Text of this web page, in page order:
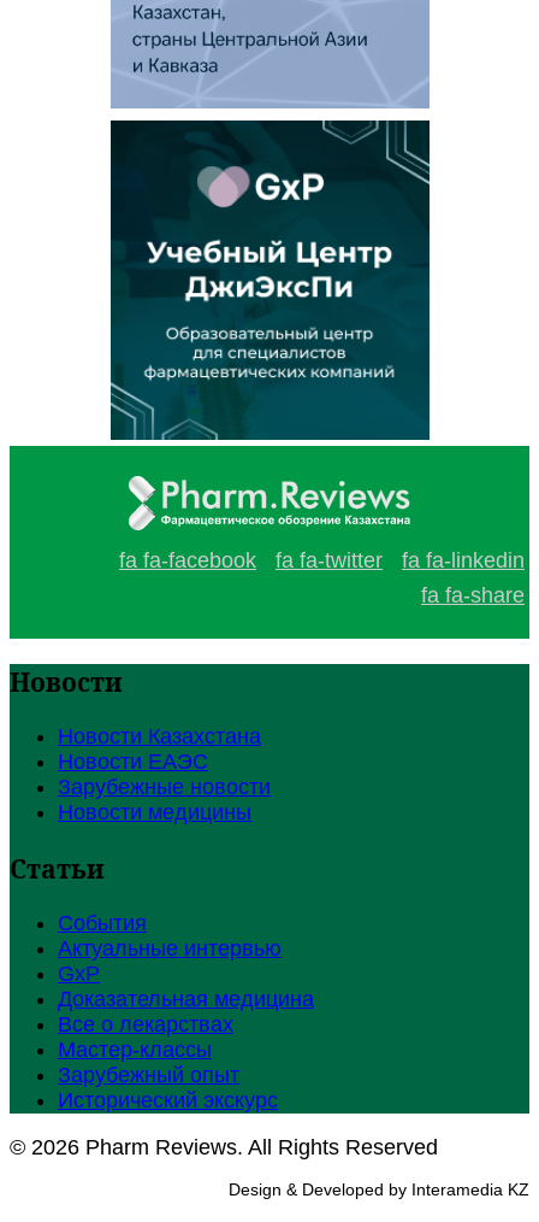
fa fa-facebook fa fa-twitter
fa fa-linkedin
fa fa-share
Новости
Новости Казахстана
Новости ЕАЭС
Зарубежные новости
Новости медицины
Статьи
События
Актуальные интервью
GxP
Доказательная медицина
Все о лекарствах
Мастер-классы
Зарубежный опыт
Исторический экскурс
© 2026 Pharm Reviews. All Rights Reserved
Design & Developed by Interamedia KZ